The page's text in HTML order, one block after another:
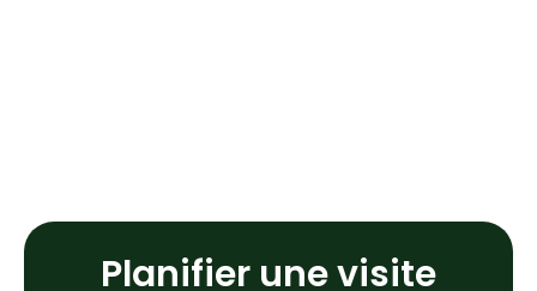
Planifier une visite